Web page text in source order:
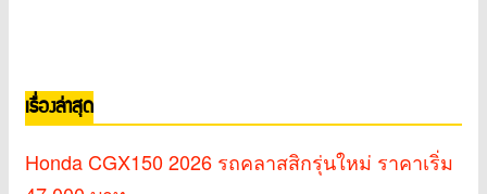
เรื่องล่าสุด
Honda CGX150 2026 รถคลาสสิกรุ่นใหม่ ราคาเริ่ม